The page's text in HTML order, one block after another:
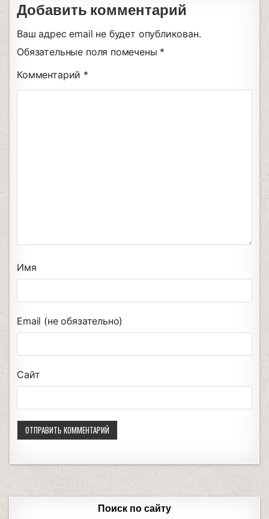
Добавить комментарий
Ваш адрес email не будет опубликован.
Обязательные поля помечены *
Комментарий *
Имя
Email (не обязательно)
Сайт
Поиск по сайту